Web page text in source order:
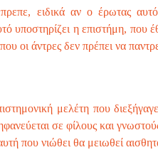
ειδικά αν ο έρωτας
υποστηρίζει η επιστήμη, που
οι άντρες δεν πρέπει να
μελέτη που
σε φίλους και
που νιώθει θα μειωθεί